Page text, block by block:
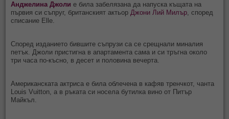
Анджелина Джоли е била забелязана да напуска къщата на
първия си съпруг, британският актьорДжони Лий Милър, според
списание Elle.
Според изданието бившите съпрузи са се срещнали миналия
петък. Джоли пристигна в апартамента сама и си тръгна около
три часа по-късно, в десет и половина вечерта.
Американската актриса е била облечена в кафяв тренчкот, чанта
Louis Vuitton, а в ръката си носела бутилка вино от Питър
Майкъл.